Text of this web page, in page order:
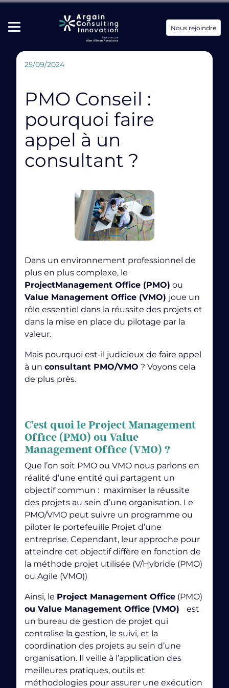
Nous rejoindre
25/09/2024
PMO Conseil :
pourquoi faire
appel à un
consultant ?
Dans un environnement professionnel de
plus en plus complexe, le
ProjectManagement Office (PMO) ou
Value Management Office (VMO) joue un
rôle essentiel dans la réussite des projets et
dans la mise en place du pilotage par la
valeur.
Mais pourquoi est-il judicieux de faire appel
à un consultant PMO/VMO ? Voyons cela
de plus près.
C’est quoi le Project Management
Office (PMO) ou Value
Management Office (VMO) ?
Que l’on soit PMO ou VMO nous parlons en
réalité d’une entité qui partagent un
objectif commun : maximiser la réussite
des projets au sein d’une organisation. Le
PMO/VMO peut suivre un programme ou
piloter le portefeuille Projet d’une
entreprise. Cependant, leur approche pour
atteindre cet objectif diffère en fonction de
la méthode projet utilisée (V/Hybride (PMO)
ou Agile (VMO))
Ainsi, le Project Management Office (PMO)
ou Value Management Office (VMO)
est
un bureau de gestion de projet qui
centralise la gestion, le suivi, et la
coordination des projets au sein d’une
organisation. Il veille à l’application des
meilleures pratiques, outils et
méthodologies pour assurer une exécution
Aujourd’hui, tant les organisations que les
gestion de projet efficacedans la réalisation de leurs
objectifs.
conçus pour générer un changement.
Temporaire:Un projet a un début et une fin
Interfonctionnel:Un projet implique des équipes
venantes de différents domaines d’expertise au
sein de l’organisation.
Unique:Chaque projet est distinct des activités
habituelles de l’organisation.
Incertitude:Les projets comportent plus de
risques et d’opportunités que l’activité habituelle
de l’organisation.
Un projet a un début et une fin clairement définis
dans le temps. Il est également géré comme une
entité avec ses propres objectifs et activités
spécifiques, permettant ainsi lalivraison d’un produit
ou d’un service unique. Par exemple, un produit
manufacturé ou un système intégré au sein d’une
entreprise.
Donc, avant de choisir vos outils et méthodes de
Chat GPT : Comprendre la technologie qui révolutionne
le traitement de langage naturel
« Generative
Pre-trained Transformer »
données par étiquettes
principe du
machine Learning
quasi-instantanéité de la réponse via des requêtes
et réponses cibles
plus le nombre d’utilisateurs, ici
l’audience, augmente plus l’incitation pour les
autres utilisateurs sera forte car ils considèreront la